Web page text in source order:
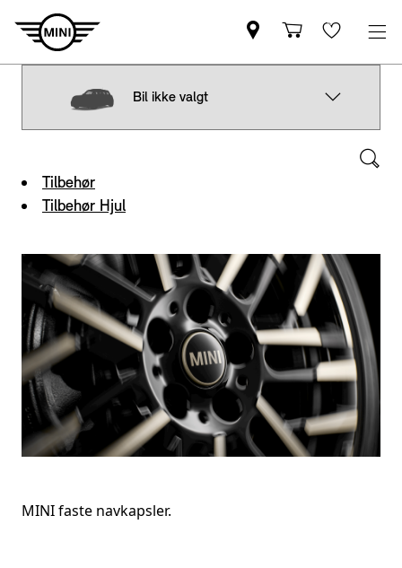
Bil ikke valgt
Tilbehør
Tilbehør Hjul
MINI faste navkapsler.